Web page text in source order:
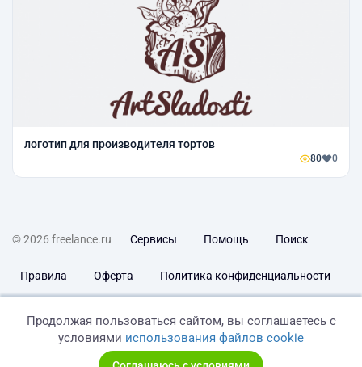
логотип для производителя тортов
80 0
© 2026 freelance.ru Сервисы Помощь Поиск
Правила Оферта Политика конфиденциальности
Продолжая пользоваться сайтом, вы соглашаетесь с
условиями использования файлов cookie